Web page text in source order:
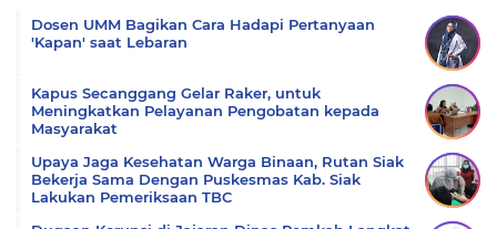
Dosen UMM Bagikan Cara Hadapi Pertanyaan
'Kapan' saat Lebaran
Kapus Secanggang Gelar Raker, untuk
Meningkatkan Pelayanan Pengobatan kepada
Masyarakat
Upaya Jaga Kesehatan Warga Binaan, Rutan Siak
Bekerja Sama Dengan Puskesmas Kab. Siak
Lakukan Pemeriksaan TBC